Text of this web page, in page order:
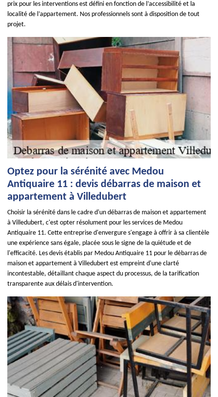
prix pour les interventions est défini en fonction de l’accessibilité et la
localité de l’appartement. Nos professionnels sont à disposition de tout
projet.
Optez pour la sérénité avec Medou
Antiquaire 11 : devis débarras de maison et
appartement à Villedubert
Choisir la sérénité dans le cadre d'un débarras de maison et appartement
à Villedubert, c'est opter résolument pour les services de Medou
Antiquaire 11. Cette entreprise d'envergure s'engage à offrir à sa clientèle
une expérience sans égale, placée sous le signe de la quiétude et de
l'efficacité. Les devis établis par Medou Antiquaire 11 pour le débarras de
maison et appartement à Villedubert est empreint d'une clarté
incontestable, détaillant chaque aspect du processus, de la tarification
transparente aux délais d'intervention.